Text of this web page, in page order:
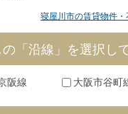
寝屋川市の賃貸物件
「沿線」を選択し
阪線 大阪市谷町